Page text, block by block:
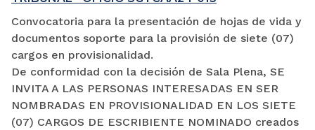
Convocatoria para la presentación de hojas de vida y
documentos soporte para la provisión de siete (07)
cargos en provisionalidad.
De conformidad con la decisión de Sala Plena, SE
INVITA A LAS PERSONAS INTERESADAS EN SER
NOMBRADAS EN PROVISIONALIDAD EN LOS SIETE
(07) CARGOS DE ESCRIBIENTE NOMINADO creados